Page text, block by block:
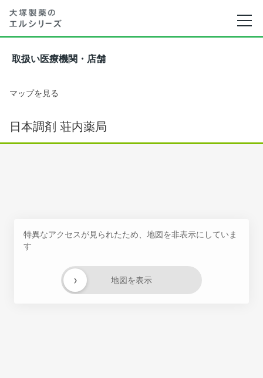
取扱い医療機関・店舗
マップを見る
日本調剤 荘内薬局
特異なアクセスが見られたため、地図を非表示にしていま
す
地図を表示
›